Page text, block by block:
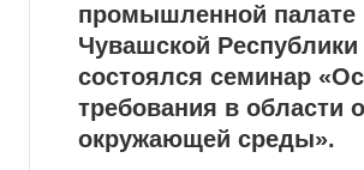
промышленной палате
Чувашской Республики
состоялся семинар
требования в области
окружающей среды».